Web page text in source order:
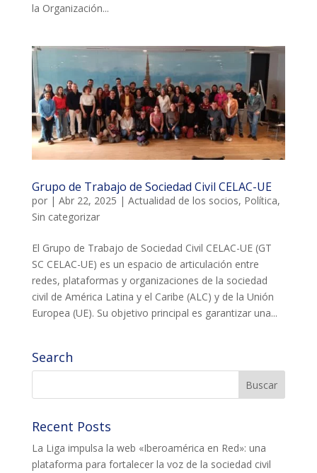
la Organización...
Grupo de Trabajo de Sociedad Civil CELAC-UE
por | Abr 22, 2025 | Actualidad de los socios, Política,
Sin categorizar
El Grupo de Trabajo de Sociedad Civil CELAC-UE (GT
SC CELAC-UE) es un espacio de articulación entre
redes, plataformas y organizaciones de la sociedad
civil de América Latina y el Caribe (ALC) y de la Unión
Europea (UE). Su objetivo principal es garantizar una...
Search
Recent Posts
La Liga impulsa la web «Iberoamérica en Red»: una
plataforma para fortalecer la voz de la sociedad civil
Diari de la Fundació
Fundesplai als mitjans
Xarxes socials
COL·LABORA
Fes un donatiu